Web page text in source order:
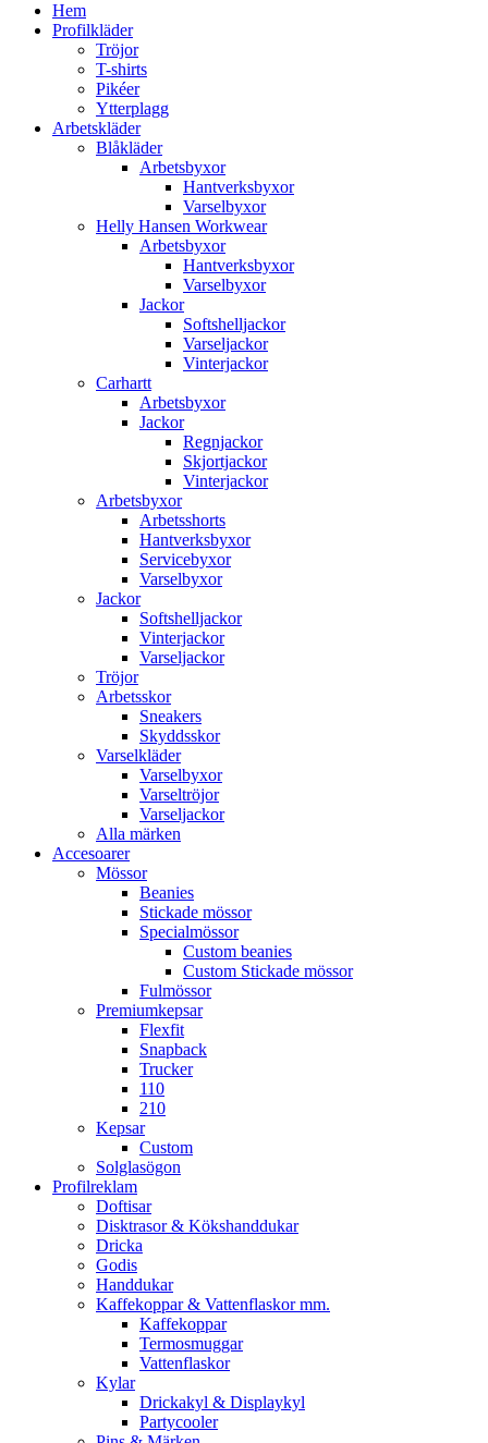
Hem
Profilkläder
Tröjor
T-shirts
Pikéer
Ytterplagg
Arbetskläder
Blåkläder
Arbetsbyxor
Hantverksbyxor
Varselbyxor
Helly Hansen Workwear
Arbetsbyxor
Hantverksbyxor
Varselbyxor
Jackor
Softshelljackor
Varseljackor
Vinterjackor
Carhartt
Arbetsbyxor
Jackor
Regnjackor
Skjortjackor
Vinterjackor
Arbetsbyxor
Arbetsshorts
Hantverksbyxor
Servicebyxor
Varselbyxor
Jackor
Softshelljackor
Vinterjackor
Varseljackor
Tröjor
Arbetsskor
Sneakers
Skyddsskor
Varselkläder
Varselbyxor
Varseltröjor
Varseljackor
Alla märken
Accesoarer
Mössor
Beanies
Stickade mössor
Specialmössor
Custom beanies
Custom Stickade mössor
Fulmössor
Premiumkepsar
Flexfit
Snapback
Trucker
110
210
Kepsar
Custom
Solglasögon
Profilreklam
Doftisar
Disktrasor & Kökshanddukar
Dricka
Godis
Handdukar
Kaffekoppar & Vattenflaskor mm.
Kaffekoppar
Termosmuggar
Vattenflaskor
Kylar
Drickakyl & Displaykyl
Partycooler